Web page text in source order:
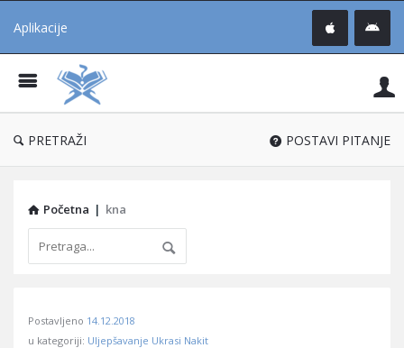
Aplikacije
®
PRETRAŽI POSTAVI PITANJE
Početna | kna
Učene
Postavljeno 14.12.2018
u kategoriji: Uljepšavanje Ukrasi Nakit